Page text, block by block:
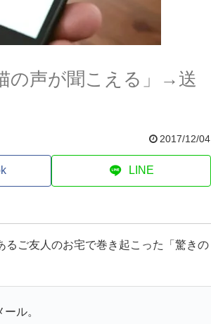
の声が聞こえる」→送
2017/12/04
LINE
るご友人のお宅で巻き起こった「驚きの
ル。